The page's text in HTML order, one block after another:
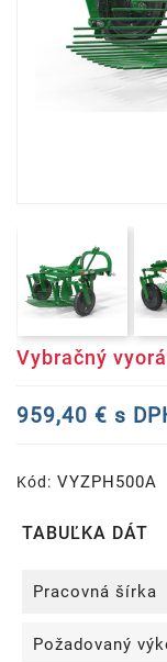
Vybračný
959,40 € s
Kód: VYZPH500A
TABUĽKA DÁT
Pracovná šírka
Požadovaný